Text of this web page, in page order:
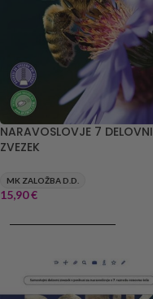
NARAVOSLOVJE 7 DELOVNI
ZVEZEK
MK ZALOŽBA D.D.
15,90€